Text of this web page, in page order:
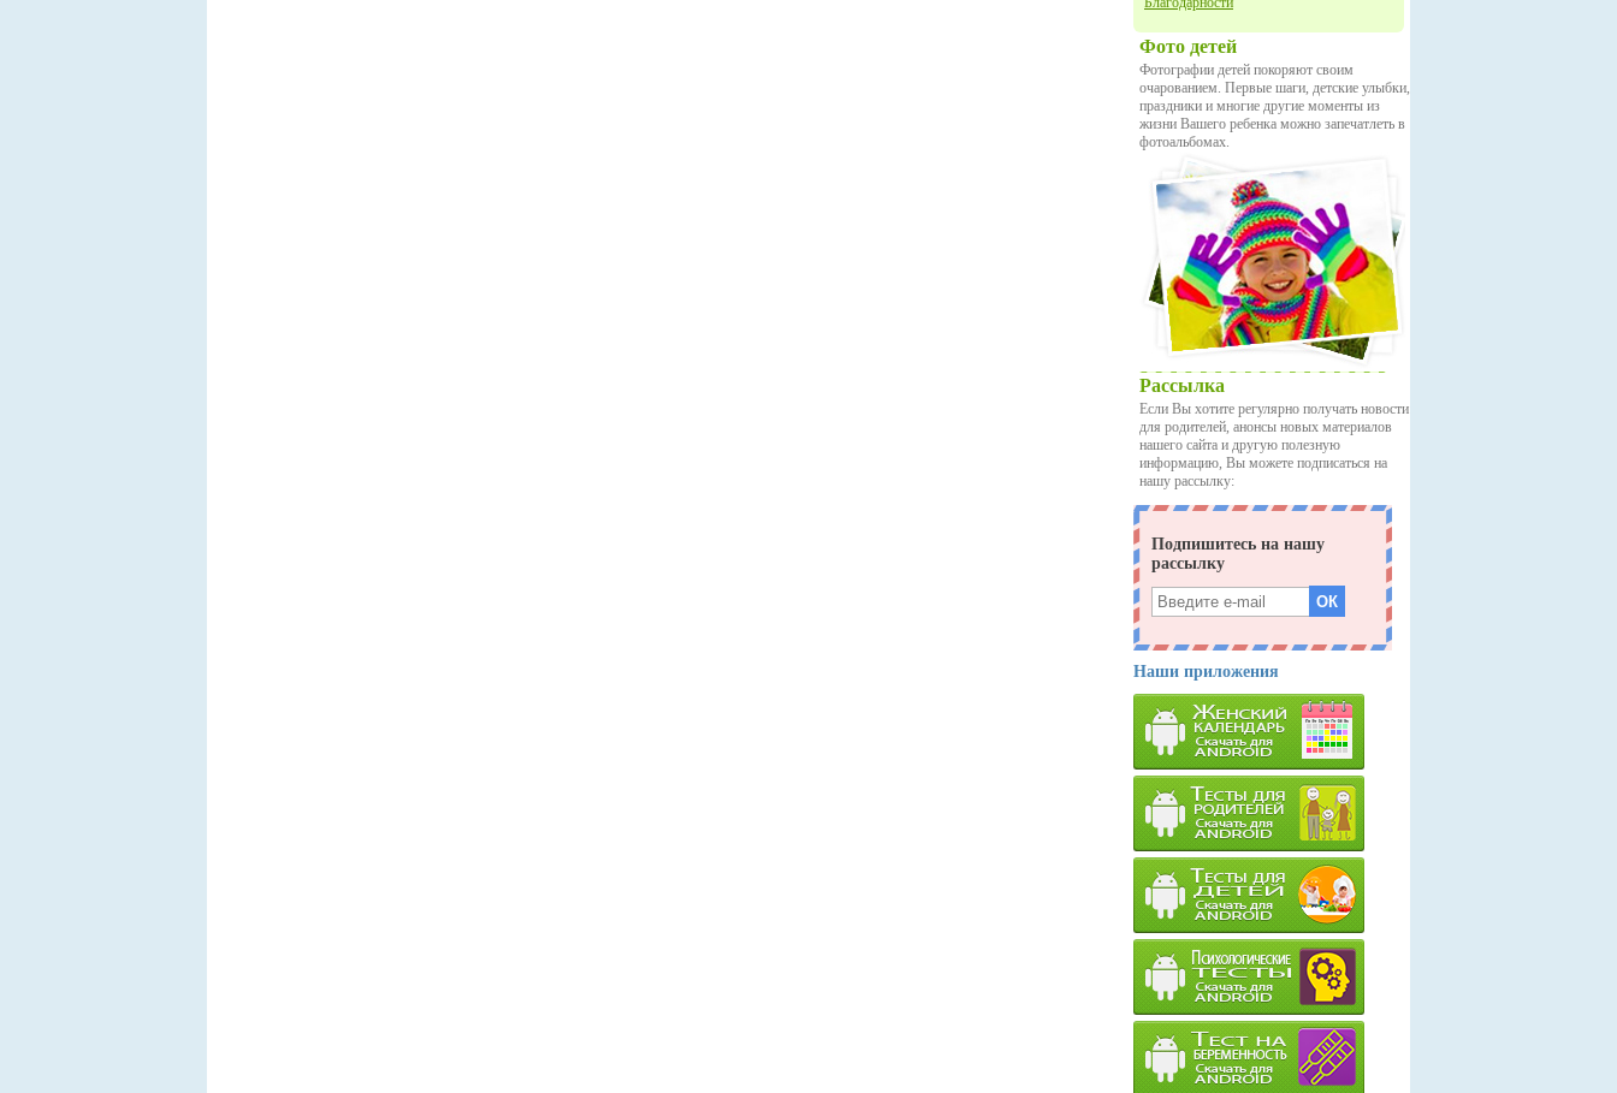
Фото детей
Фотографии детей покоряют своим
очарованием. Первые шаги, детские улыбки,
праздники и многие другие моменты из
жизни Вашего ребенка можно запечатлеть в
фотоальбомах.
Рассылка
Если Вы хотите регулярно получать новости
для родителей, анонсы новых материалов
нашего сайта и другую полезную
информацию, Вы можете подписаться на
нашу рассылку:
Наши приложения